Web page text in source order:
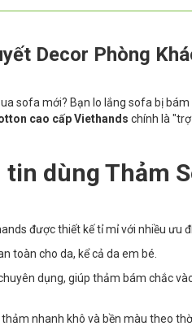
Decor Phòng
sofa mới? Bạn lo lắng sofa bị
cao cấp Viethands chính là
dùng Thảm
được thiết kế tỉ mỉ với nhiều ưu
toàn cho da, kể cả da em bé.
dụng, giúp thảm bám chắc
nhanh khô và bền màu theo